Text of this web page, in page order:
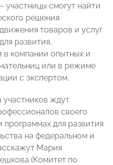
участницы смогут найти
решения
товаров и услуг
развития,
в компании опытных и
или в режиме
с экспертом.
ждут
своего
для развития
на федеральном и
Мария
(Комитет по